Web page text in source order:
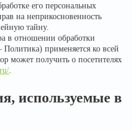
его персональных
на неприкосновенность
тайну.
в отношении обработки
применяется ко всей
может получить о посетителях
используемые в